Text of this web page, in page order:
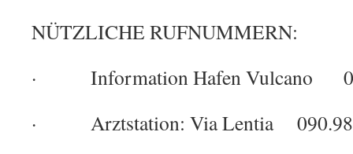
NÜTZLICHE RUFNUMMERN:
· Information Hafen Vulcano
· Arztstation: Via Lentia